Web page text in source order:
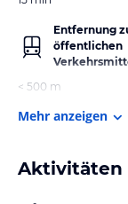
Entfernung
öffentlichen
< 500 m
Mehr anzeigen
Aktivitäten